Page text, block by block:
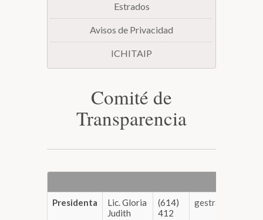
Estrados
Avisos de Privacidad
ICHITAIP
Comité de
Transparencia
Presidenta
Lic. Gloria
Judith
(614)
412